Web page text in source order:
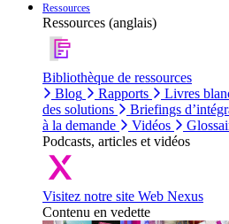
Ressources
Ressources (anglais)
Bibliothèque de ressources
Blog
Rapports Livres
des solutions
Briefings
à la demande
Vidéos
Podcasts, articles et vidéos
Visitez notre site Web Nexus
Contenu en vedette